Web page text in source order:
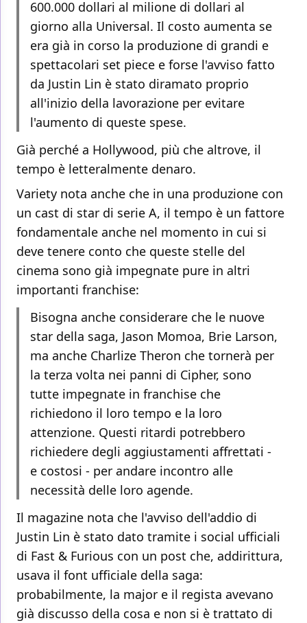
600.000 dollari al milione di dollari al
giorno alla Universal. Il costo aumenta se
era già in corso la produzione di grandi e
spettacolari set piece e forse l'avviso fatto
da Justin Lin è stato diramato proprio
all'inizio della lavorazione per evitare
l'aumento di queste spese.
Già perché a Hollywood, più che altrove, il
tempo è letteralmente denaro.
Variety nota anche che in una produzione con
un cast di star di serie A, il tempo è un fattore
fondamentale anche nel momento in cui si
deve tenere conto che queste stelle del
cinema sono già impegnate pure in altri
importanti franchise:
Bisogna anche considerare che le nuove
star della saga, Jason Momoa, Brie Larson,
ma anche Charlize Theron che tornerà per
la terza volta nei panni di Cipher, sono
tutte impegnate in franchise che
richiedono il loro tempo e la loro
attenzione. Questi ritardi potrebbero
richiedere degli aggiustamenti affrettati -
e costosi - per andare incontro alle
necessità delle loro agende.
Il magazine nota che l'avviso dell'addio di
Justin Lin è stato dato tramite i social ufficiali
di Fast & Furious con un post che, addirittura,
usava il font ufficiale della saga:
probabilmente, la major e il regista avevano
già discusso della cosa e non si è trattato di